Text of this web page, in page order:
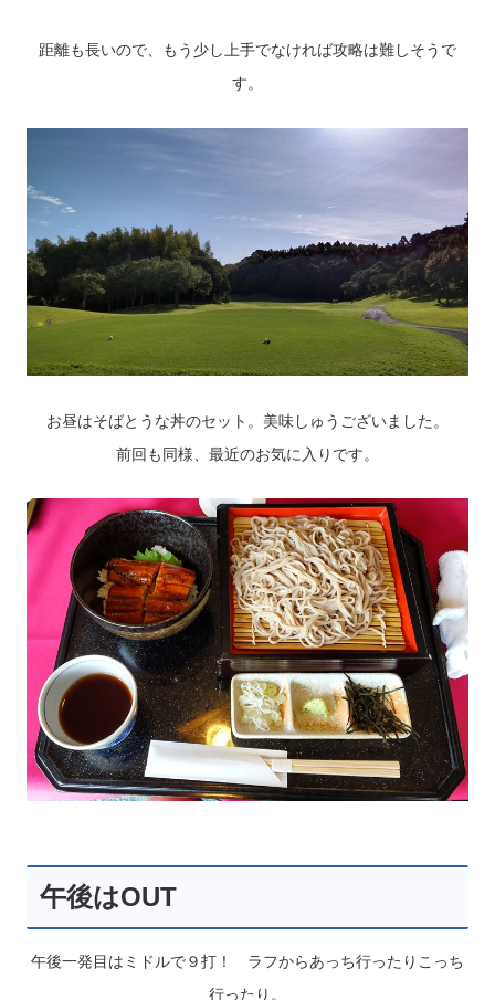
距離も長いので、もう少し上手でなければ攻略は難しそうで
す。
お昼はそばとうな丼のセット。美味しゅうございました。
前回も同様、最近のお気に入りです。
午後はOUT
午後一発目はミドルで９打！ ラフからあっち行ったりこっち
行ったり。